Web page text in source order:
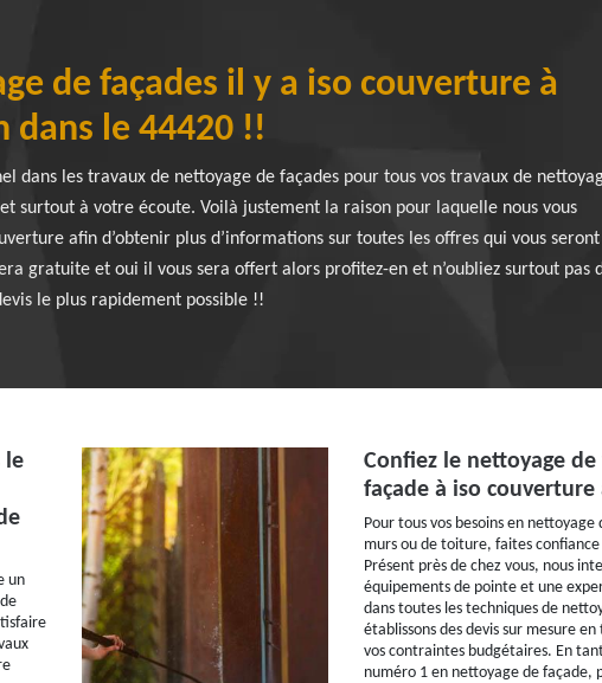
de façades il y a iso couverture à
dans le 44420 !!
dans les travaux de nettoyage de façades pour tous vos travaux de
surtout à votre écoute. Voilà justement la raison pour laquelle nous vous
afin d’obtenir plus d’informations sur toutes les offres qui vous seront
gratuite et oui il vous sera offert alors profitez-en et n’oubliez surtout pas
le plus rapidement possible !!
le
un
Confiez le nettoyage
façade à iso couverture
Pour tous vos besoins en nettoyage
murs ou de toiture, faites
Présent près de chez vous, nous
équipements de pointe et une
dans toutes les techniques de
établissons des devis sur mesure
vos contraintes budgétaires. En
numéro 1 en nettoyage de façade,